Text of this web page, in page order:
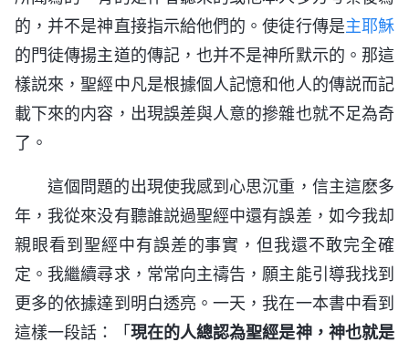
的，并不是神直接指示給他們的。使徒行傳是主耶穌
的門徒傳揚主道的傳記，也并不是神所默示的。那這
樣説來，聖經中凡是根據個人記憶和他人的傳説而記
載下來的内容，出現誤差與人意的摻雜也就不足為奇
了。
這個問題的出現使我感到心思沉重，信主這麽多
年，我從來没有聽誰説過聖經中還有誤差，如今我却
親眼看到聖經中有誤差的事實，但我還不敢完全確
定。我繼續尋求，常常向主禱告，願主能引導我找到
更多的依據達到明白透亮。一天，我在一本書中看到
這樣一段話：「現在的人總認為聖經是神，神也就是